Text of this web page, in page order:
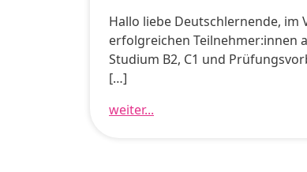
Hallo liebe Deutschlernende, im
erfolgreichen Teilnehmer:innen
Studium B2, C1 und
[…]
weiter...